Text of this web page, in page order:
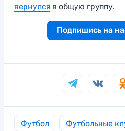
вернулся в общую группу.
Подпишись на
Футбол Футбольные